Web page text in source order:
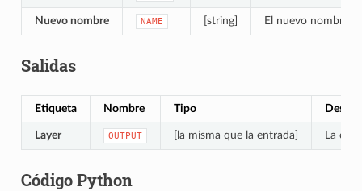
Nuevo nombre NAME [string] El nuevo nombre
Salidas
Etiqueta Nombre Tipo
Layer OUTPUT [la misma que la entrada] La
Código Python